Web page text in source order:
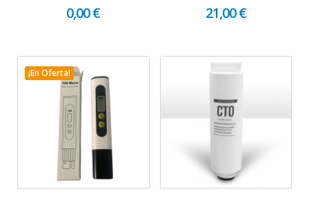
0,00 €
¡En Oferta!
21,00 €